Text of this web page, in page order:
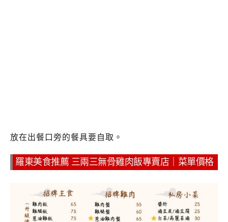
放在出餐口旁的餐具要自取。
羅東美食推薦 三兩三無骨雞肉飯專賣店｜菜單價格